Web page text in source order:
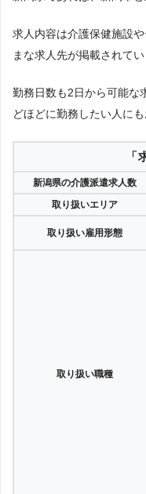
求人内容は介護保健施設
まな求人先が掲載されてい
勤務日数も2日から可能な
どほどに勤務したい人にも
「
新潟県の介護派遣求人数
取り扱いエリア
取り扱い雇用形態
取り扱い職種